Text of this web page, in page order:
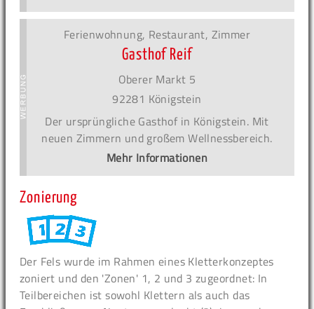
Ferienwohnung, Restaurant, Zimmer
Gasthof Reif
Oberer Markt 5
92281 Königstein
Der ursprüngliche Gasthof in Königstein. Mit
neuen Zimmern und großem Wellnessbereich.
Mehr Informationen
Zonierung
Der Fels wurde im Rahmen eines Kletterkonzeptes
zoniert und den 'Zonen' 1, 2 und 3 zugeordnet: In
Teilbereichen ist sowohl Klettern als auch das